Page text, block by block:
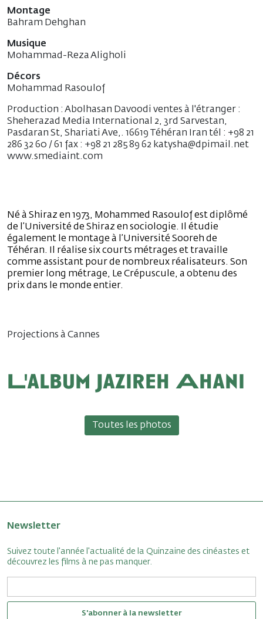
Montage
Bahram Dehghan
Musique
Mohammad-Reza Aligholi
Décors
Mohammad Rasoulof
Production : Abolhasan Davoodi ventes à l'étranger :
Sheherazad Media International 2, 3rd Sarvestan,
Pasdaran St, Shariati Ave,. 16619 Téhéran Iran tél : +98 21
286 32 60 / 61 fax : +98 21 285 89 62 katysha@dpimail.net
www.smediaint.com
Né à Shiraz en 1973, Mohammed Rasoulof est diplômé
de l’Université de Shiraz en sociologie. Il étudie
également le montage à l’Université Sooreh de
Téhéran. Il réalise six courts métrages et travaille
comme assistant pour de nombreux réalisateurs. Son
premier long métrage, Le Crépuscule, a obtenu des
prix dans le monde entier.
Projections à Cannes
L'album Jazireh Ahani
Toutes les photos
Newsletter
Suivez toute l'année l'actualité de la Quinzaine des cinéastes et
découvrez les films à ne pas manquer.
S'abonner à la newsletter